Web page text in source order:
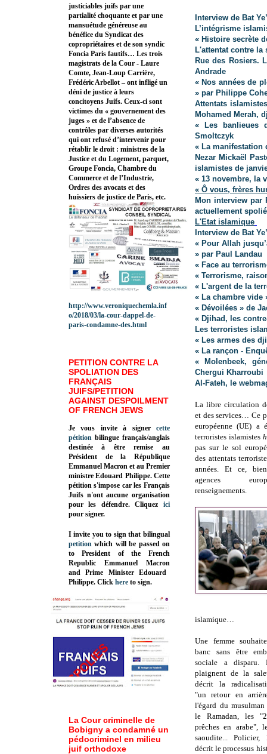
Interview de Bat
L’intégrisme
« Histoire secrète
L'attentat contre la
Rue des Rosiers.
Andrade
« Nos années de
» par Philippe
Attentats
Mohamed Merah,
« Les banlieues
Smoltczyk
« La manifestation
Nezar Mickaël
islamistes de
« 13 novembre, la
« Ô vous, frères
Mon interview par
actuellement
L'Etat islamique
Interview de Bat
« Pour Allah
» par Paul Landau
« Face au
« Terrorisme,
« L'argent de la
« La chambre vide
« Dévoilées » de
« Djihad, les
Les terroristes
« Les armes des
« La rançon -
« Molenbeek,
Chergui Kharroubi
Al-Fateh, le
La libre circulation
et des services… Ce
européenne (UE) a
terroristes islamistes
pas sur le sol
des attentats
années. Et ce,
agences
renseignements.
islamique…
Une femme
banc sans être
sociale a disparu.
plaignent de la
décrit la
"un retour en
l'égard du
le Ramadan, les
prêches en arabe",
saoudite... Policier,
décrit le processus
justiciables juifs par une
partialité choquante et par une
mansuétude généreuse au
bénéfice du Syndicat des
copropriétaires et de son syndic
Foncia Paris fautifs… Les trois
magistrats de la Cour - Laure
Comte, Jean-Loup Carrière,
Frédéric Arbellot – ont infligé un
déni de justice à leurs
concitoyens Juifs. Ceux-ci sont
victimes du « gouvernement des
juges » et de l’absence de
contrôles par diverses autorités
qui ont refusé d’intervenir pour
rétablir le droit : ministres de la
Justice et du Logement, parquet,
Groupe Foncia, Chambre du
Commerce et de l’Industrie,
Ordres des avocats et des
huissiers de justice de Paris, etc.
http://www.veroniquechemla.inf
o/2018/03/la-cour-dappel-de-
paris-condamne-des.html
PETITION CONTRE LA
SPOLIATION DES
FRANÇAIS
JUIFS/PETITION
AGAINST DESPOILMENT
OF FRENCH JEWS
Je vous invite à signer cette
pétition bilingue français/anglais
destinée à être remise au
Président de la République
Emmanuel Macron et au Premier
ministre Edouard Philippe. Cette
pétition s'impose car les Français
Juifs n'ont aucune organisation
pour les défendre. Cliquez
ici
pour signer.
I invite you to sign that bilingual
petition which will be passed on
to President of the French
Republic Emmanuel Macron
and Prime MinisterEdouard
Philippe. Click here to sign.
La Cour criminelle de
Bobigny a condamné un
pédocriminel en milieu
juif orthodoxe